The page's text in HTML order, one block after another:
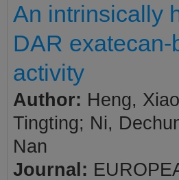
An intrinsically
DAR
activity
Author: Heng,
Tingting; Ni,
Nan
Journal: